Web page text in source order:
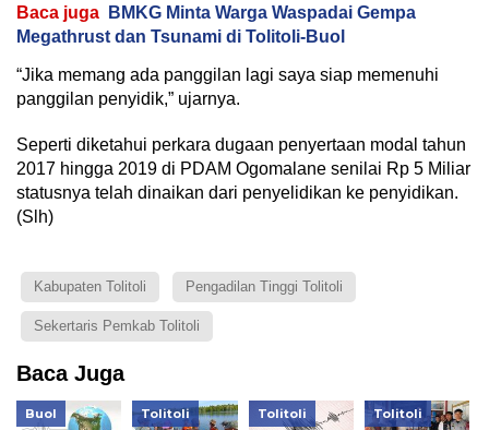
Baca juga
BMKG Minta Warga Waspadai Gempa
Megathrust dan Tsunami di Tolitoli-Buol
“Jika memang ada panggilan lagi saya siap memenuhi
panggilan penyidik,” ujarnya.
Seperti diketahui perkara dugaan penyertaan modal tahun
2017 hingga 2019 di PDAM Ogomalane senilai Rp 5 Miliar
statusnya telah dinaikan dari penyelidikan ke penyidikan.
(Slh)
Kabupaten Tolitoli Pengadilan Tinggi Tolitoli
Sekertaris Pemkab Tolitoli
Baca Juga
Buol Tolitoli Tolitoli Tolitoli